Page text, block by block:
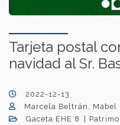
Tarjeta postal
navidad al Sr.
2022-12-13
Marcela Beltrán, Mabel
Gaceta EHE 8